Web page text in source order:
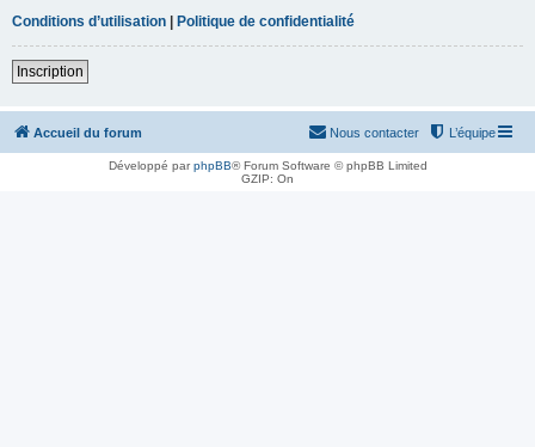
Conditions d’utilisation | Politique de confidentialité
Inscription
Accueil du forum L’équipe
Nous contacter
Développé parphpBB® Forum Software © phpBB Limited
GZIP: On